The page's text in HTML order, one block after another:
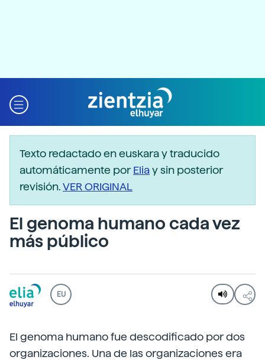
Texto redactado en euskara y traducido
automáticamente porEliay sin posterior
revisión.VER ORIGINAL
El genoma humano cada vez
más público
EU
El genoma humano fue descodificado por dos
organizaciones. Una de las organizaciones era